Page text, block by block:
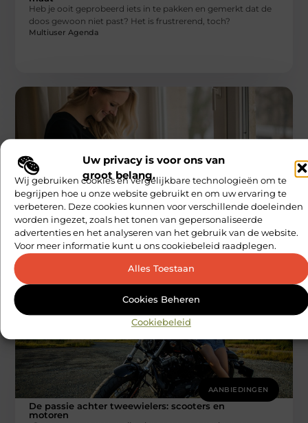
Uw privacy is voor ons van
groot belang.
Wij gebruiken cookies en vergelijkbare technologieën om te
begrijpen hoe u onze website gebruikt en om uw ervaring te
verbeteren. Deze cookies kunnen voor verschillende doeleinden
worden ingezet, zoals het tonen van gepersonaliseerde
advertenties en het analyseren van het gebruik van de website.
Voor meer informatie kunt u ons cookiebeleid raadplegen.
Alles Toestaan
Cookies Beheren
Cookiebeleid
Heb je ooit geprobeerd iets in te pakken en gemerkt dat de
doos gewoon niet past? Het is frustrerend, toch?
Multiuser Agenda
AANBIEDINGEN
Zwangerschapsmode in 2025
Zwanger zijn is een bijzondere tijd in je leven. Maar naast alle
mooie momenten, brengt het ook uitdagingen met zich
Multiuser Agenda
AANBIEDINGEN
De passie achter tweewielers: scooters en
motoren